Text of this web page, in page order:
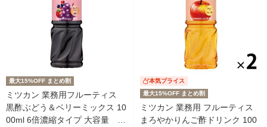
最大15%OFF まとめ割
ミツカン 業務用フルーティス
黒酢ぶどう＆ベリーミックス 10
00ml 6倍濃縮タイプ 大容量 飲
本気プライス
最大15%OFF まとめ割
ミツカン 業務用 フルーティス
まろやかりんご酢ドリンク 100